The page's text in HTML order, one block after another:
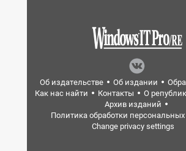
Об издательстве Об издании
Как нас найти
Контакты О
Архив изданий
Политика обработки
Change privacy settings